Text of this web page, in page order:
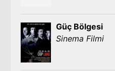
Güç Bölgesi
Sinema Filmi